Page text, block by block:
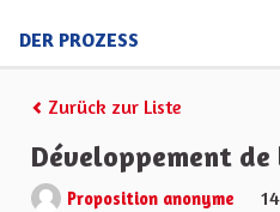
DER PROZESS
Zurück zur Liste
Développement
Proposition anonyme